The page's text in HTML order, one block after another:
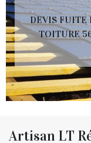
DEVIS FUITE
TOITURE
Artisan LT